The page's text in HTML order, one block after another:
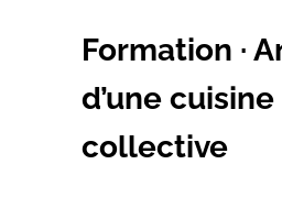
Formation ·
d’une cuisine
collective